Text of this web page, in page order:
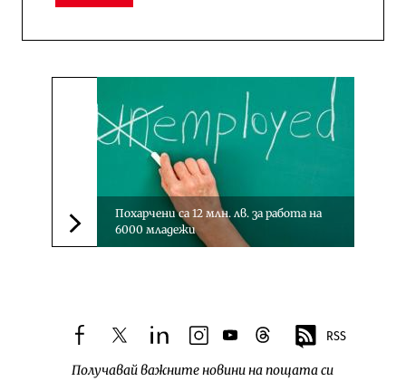
Следваща новина
Похарчени са 12 млн. лв. за работа на
6000 младежи
facebooktwitterlinkedininstagram
youtubethreads RSS
Получавай важните новини на пощата си